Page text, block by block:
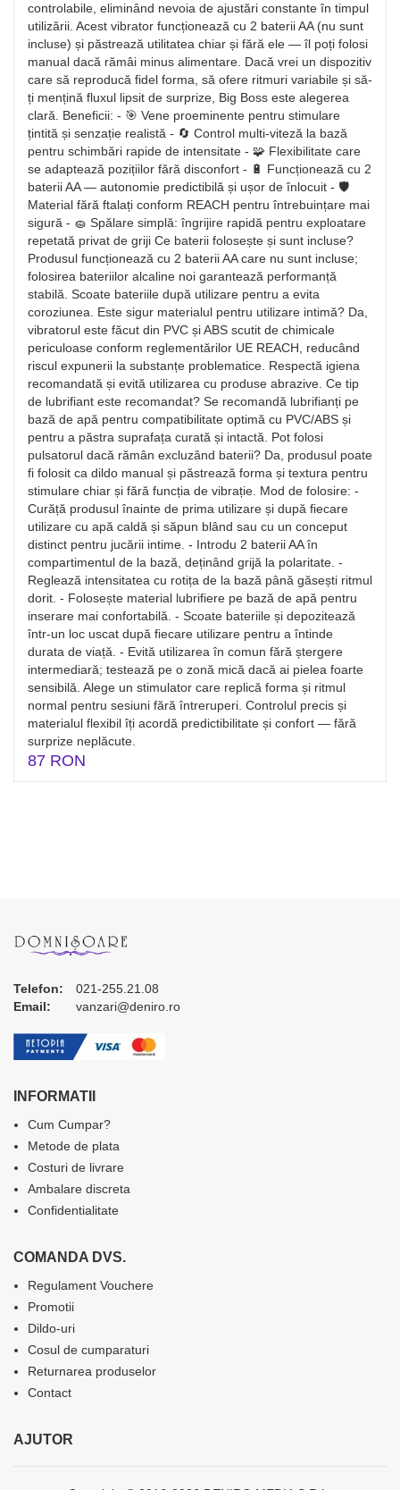
controlabile, eliminând nevoia de ajustări constante în timpul
utilizării. Acest vibrator funcționează cu 2 baterii AA (nu sunt
incluse) și păstrează utilitatea chiar și fără ele — îl poți folosi
manual dacă rămâi minus alimentare. Dacă vrei un dispozitiv
care să reproducă fidel forma, să ofere ritmuri variabile și să-
ți mențină fluxul lipsit de surprize, Big Boss este alegerea
clară. Beneficii: - 🎯 Vene proeminente pentru stimulare
țintită și senzație realistă - 🔄 Control multi-viteză la bază
pentru schimbări rapide de intensitate - 🧩 Flexibilitate care
se adaptează pozițiilor fără disconfort - 🔋 Funcționează cu 2
baterii AA — autonomie predictibilă și ușor de înlocuit - 🛡️
Material fără ftalați conform REACH pentru întrebuințare mai
sigură - 🧽 Spălare simplă: îngrijire rapidă pentru exploatare
repetată privat de griji Ce baterii folosește și sunt incluse?
Produsul funcționează cu 2 baterii AA care nu sunt incluse;
folosirea bateriilor alcaline noi garantează performanță
stabilă. Scoate bateriile după utilizare pentru a evita
coroziunea. Este sigur materialul pentru utilizare intimă? Da,
vibratorul este făcut din PVC și ABS scutit de chimicale
periculoase conform reglementărilor UE REACH, reducând
riscul expunerii la substanțe problematice. Respectă igiena
recomandată și evită utilizarea cu produse abrazive. Ce tip
de lubrifiant este recomandat? Se recomandă lubrifianți pe
bază de apă pentru compatibilitate optimă cu PVC/ABS și
pentru a păstra suprafața curată și intactă. Pot folosi
pulsatorul dacă rămân excluzând baterii? Da, produsul poate
fi folosit ca dildo manual și păstrează forma și textura pentru
stimulare chiar și fără funcția de vibrație. Mod de folosire: -
Curăță produsul înainte de prima utilizare și după fiecare
utilizare cu apă caldă și săpun blând sau cu un conceput
distinct pentru jucării intime. - Introdu 2 baterii AA în
compartimentul de la bază, deținând grijă la polaritate. -
Reglează intensitatea cu rotița de la bază până găsești ritmul
dorit. - Folosește material lubrifiere pe bază de apă pentru
inserare mai confortabilă. - Scoate bateriile și depozitează
într-un loc uscat după fiecare utilizare pentru a întinde
durata de viață. - Evită utilizarea în comun fără ștergere
intermediară; testează pe o zonă mică dacă ai pielea foarte
sensibilă. Alege un stimulator care replică forma și ritmul
normal pentru sesiuni fără întreruperi. Controlul precis și
materialul flexibil îți acordă predictibilitate și confort — fără
surprize neplăcute.
87 RON
Telefon:
021-255.21.08
Email:
vanzari@deniro.ro
INFORMATII
Cum Cumpar?
Metode de plata
Costuri de livrare
Ambalare discreta
Confidentialitate
COMANDA DVS.
Regulament Vouchere
Promotii
Dildo-uri
Cosul de cumparaturi
Returnarea produselor
Contact
AJUTOR